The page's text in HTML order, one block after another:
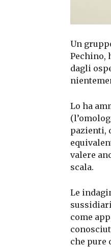
Un
Pechino,
dagli
Lo ha
pazienti,
valere
scala.
Le
come
che pure